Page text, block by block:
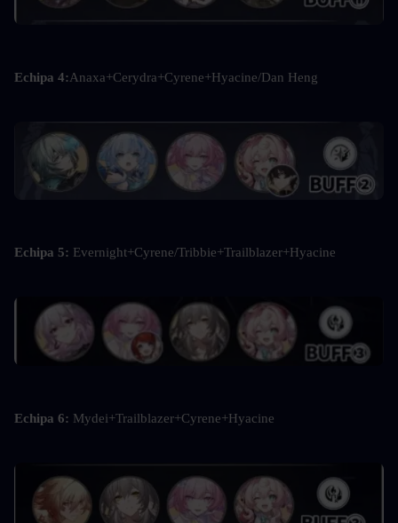
Echipa 4:Anaxa+Cerydra+Cyrene+Hyacine/Dan Heng
Echipa 5: Evernight+Cyrene/Tribbie+Trailblazer+Hyacine
Echipa 6: Mydei+Trailblazer+Cyrene+Hyacine